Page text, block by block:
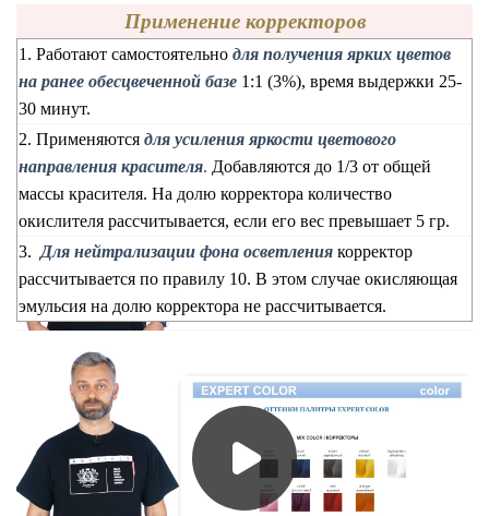
Применение корректоров
1. Работают самостоятельно для получения ярких цветов
на ранее обесцвеченной базе 1:1 (3%), время выдержки 25-
30 минут.
2. Применяются для усиления яркости цветового
направления красителя. Добавляются до 1/3 от общей
массы красителя. На долю корректора количество
окислителя рассчитывается, если его вес превышает 5 гр.
3. Для нейтрализации фона осветления корректор
рассчитывается по правилу 10. В этом случае окисляющая
эмульсия на долю корректора не рассчитывается.